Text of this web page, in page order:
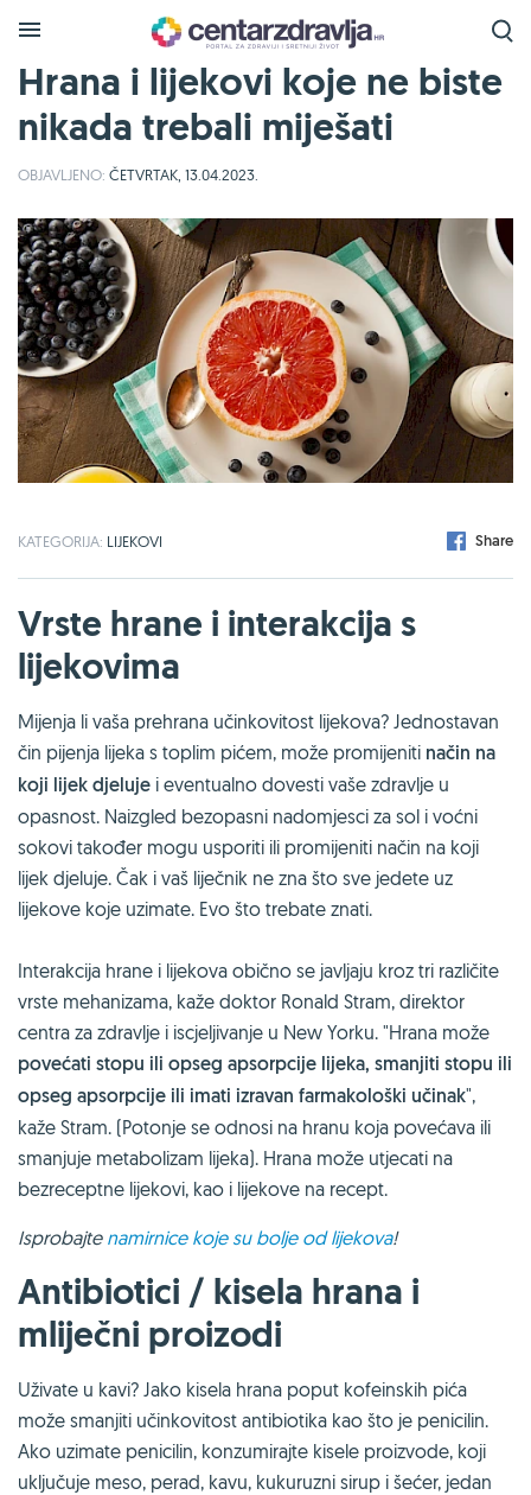
Hrana i lijekovi koje ne biste
nikada trebali miješati
OBJAVLJENO: ČETVRTAK, 13.04.2023.
KATEGORIJA: LIJEKOVI Share
Vrste hrane i interakcija s
lijekovima
Mijenja li vaša prehrana učinkovitost lijekova? Jednostavan
čin pijenja lijeka s toplim pićem, može promijeniti način na
koji lijek djeluje i eventualno dovesti vaše zdravlje u
opasnost. Naizgled bezopasni nadomjesci za sol i voćni
sokovi također mogu usporiti ili promijeniti način na koji
lijek djeluje. Čak i vaš liječnik ne zna što sve jedete uz
lijekove koje uzimate. Evo što trebate znati.
Interakcija hrane i lijekova obično se javljaju kroz tri različite
vrste mehanizama, kaže doktor Ronald Stram, direktor
centra za zdravlje i iscjeljivanje u New Yorku. "Hrana može
povećati stopu ili opseg apsorpcije lijeka, smanjiti stopu ili
opseg apsorpcije ili imati izravan farmakološki učinak",
kaže Stram. (Potonje se odnosi na hranu koja povećava ili
smanjuje metabolizam lijeka). Hrana može utjecati na
bezreceptne lijekovi, kao i lijekove na recept.
Isprobajte namirnice koje su bolje od lijekova!
Antibiotici / kisela hrana i
mliječni proizodi
Uživate u kavi? Jako kisela hrana poput kofeinskih pića
može smanjiti učinkovitost antibiotika kao što je penicilin.
Ako uzimate penicilin, konzumirajte kisele proizvode, koji
uključuje meso, perad, kavu, kukuruzni sirup i šećer, jedan